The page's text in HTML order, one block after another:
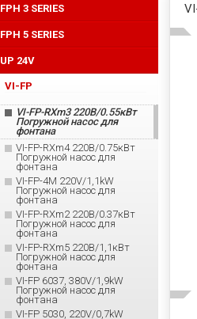
FPH 3 SERIES
FPH 5 SERIES
UP 24V
VI-FP
VI-FP-RXm3 220В/0.55кВт
Погружной насос для
фонтана
VI-FP-RXm4 220В/0.75кВт
Погружной насос для
фонтана
VI-FP-4M 220V/1,1kW
Погружной насос для
фонтана
VI-FP-RXm2 220В/0.37кВт
Погружной насос для
фонтана
VI-FP-RXm5 220В/1,1кВт
Погружной насос для
фонтана
VI-FP 6037, 380V/1,9kW
Погружной насос для
фонтана
VI-FP 5030, 220V/0,7kW